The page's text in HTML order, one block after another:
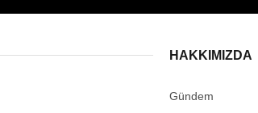
HAKKIMIZDA
Gündem